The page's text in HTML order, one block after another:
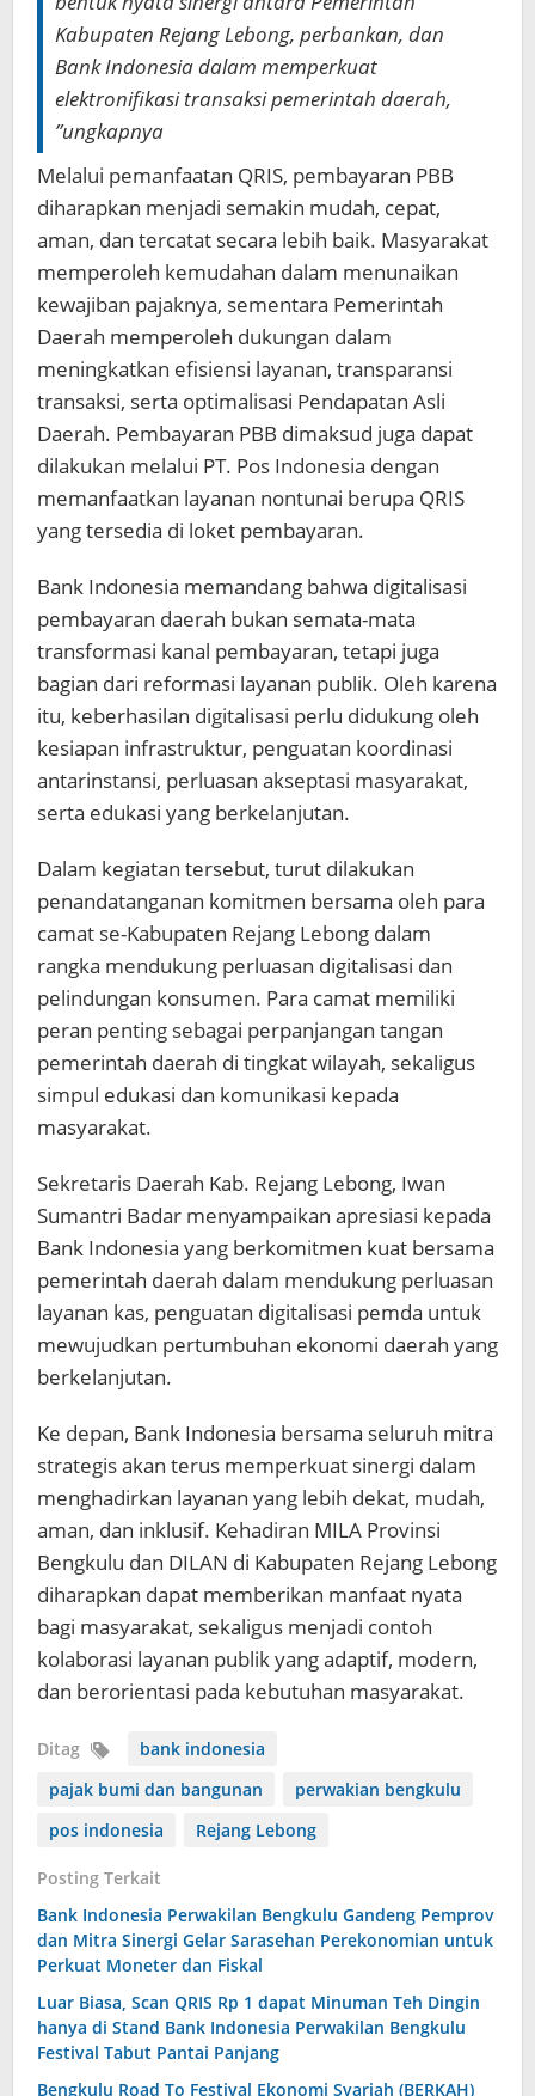
Kabupaten Rejang Lebong, perbankan, dan
Bank Indonesia dalam memperkuat
elektronifikasi transaksi pemerintah daerah,
”ungkapnya
Melalui pemanfaatan QRIS, pembayaran PBB
diharapkan menjadi semakin mudah, cepat,
aman, dan tercatat secara lebih baik. Masyarakat
memperoleh kemudahan dalam menunaikan
kewajiban pajaknya, sementara Pemerintah
Daerah memperoleh dukungan dalam
meningkatkan efisiensi layanan, transparansi
transaksi, serta optimalisasi Pendapatan Asli
Daerah. Pembayaran PBB dimaksud juga dapat
dilakukan melalui PT. Pos Indonesia dengan
memanfaatkan layanan nontunai berupa QRIS
yang tersedia di loket pembayaran.
Bank Indonesia memandang bahwa digitalisasi
pembayaran daerah bukan semata-mata
transformasi kanal pembayaran, tetapi juga
bagian dari reformasi layanan publik. Oleh karena
itu, keberhasilan digitalisasi perlu didukung oleh
kesiapan infrastruktur, penguatan koordinasi
antarinstansi, perluasan akseptasi masyarakat,
serta edukasi yang berkelanjutan.
Dalam kegiatan tersebut, turut dilakukan
penandatanganan komitmen bersama oleh para
camat se-Kabupaten Rejang Lebong dalam
rangka mendukung perluasan digitalisasi dan
pelindungan konsumen. Para camat memiliki
peran penting sebagai perpanjangan tangan
pemerintah daerah di tingkat wilayah, sekaligus
simpul edukasi dan komunikasi kepada
masyarakat.
Sekretaris Daerah Kab. Rejang Lebong, Iwan
Sumantri Badar menyampaikan apresiasi kepada
Bank Indonesia yang berkomitmen kuat bersama
pemerintah daerah dalam mendukung perluasan
layanan kas, penguatan digitalisasi pemda untuk
mewujudkan pertumbuhan ekonomi daerah yang
berkelanjutan.
Ke depan, Bank Indonesia bersama seluruh mitra
strategis akan terus memperkuat sinergi dalam
menghadirkan layanan yang lebih dekat, mudah,
aman, dan inklusif. Kehadiran MILA Provinsi
Bengkulu dan DILAN di Kabupaten Rejang Lebong
diharapkan dapat memberikan manfaat nyata
bagi masyarakat, sekaligus menjadi contoh
kolaborasi layanan publik yang adaptif, modern,
dan berorientasi pada kebutuhan masyarakat.
Ditag
bank indonesia
pajak bumi dan bangunan
perwakian bengkulu
pos indonesia
Rejang Lebong
Posting Terkait
Bank Indonesia Perwakilan Bengkulu Gandeng Pemprov
dan Mitra Sinergi Gelar Sarasehan Perekonomian untuk
Perkuat Moneter dan Fiskal
Luar Biasa, Scan QRIS Rp 1 dapat Minuman Teh Dingin
hanya di Stand Bank Indonesia Perwakilan Bengkulu
Festival Tabut Pantai Panjang
Bengkulu Road To Festival Ekonomi Syariah (BERKAH)